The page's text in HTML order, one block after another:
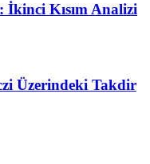
İkinci Kısım Analizi
Üzerindeki Takdir